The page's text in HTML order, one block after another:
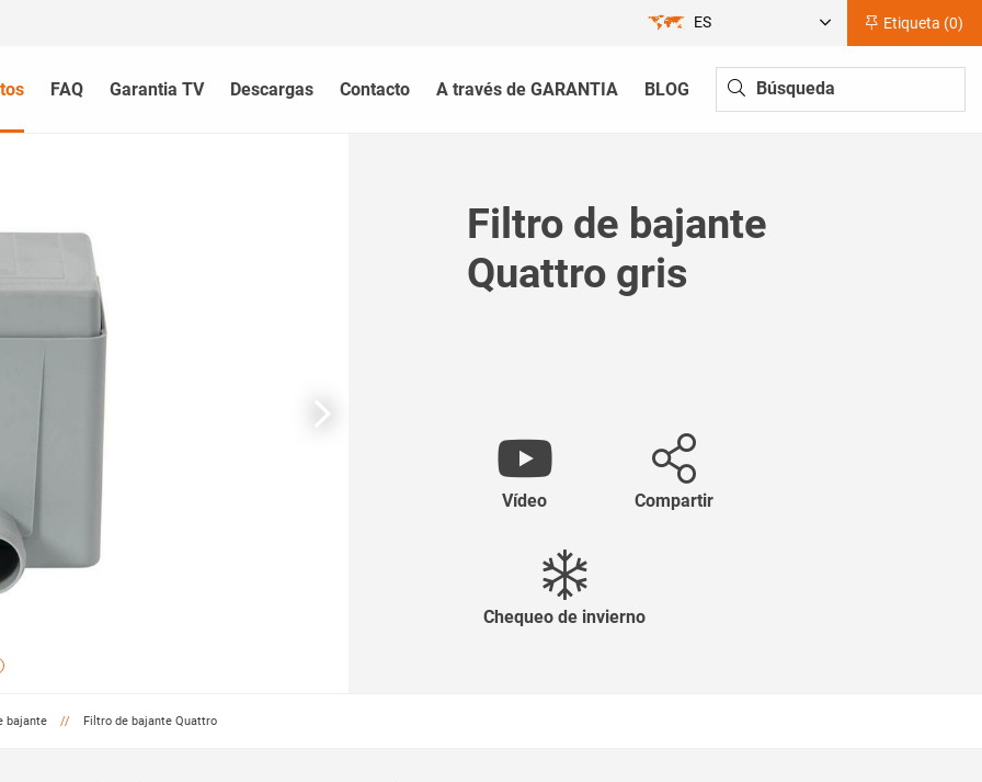
Etiqueta (0)
ES
FAQ Garantia TV Descargas Contacto A través de GARANTIA BLOG
Filtro de bajante
Quattro gris
Vídeo Compartir
Chequeo de invierno
bajante Filtro de bajante Quattro